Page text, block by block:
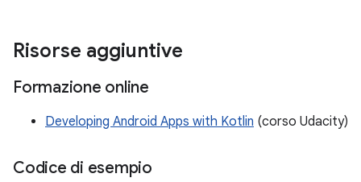
Risorse aggiuntive
Formazione online
Developing Android Apps with Kotlin (corso Udacity)
Codice di esempio